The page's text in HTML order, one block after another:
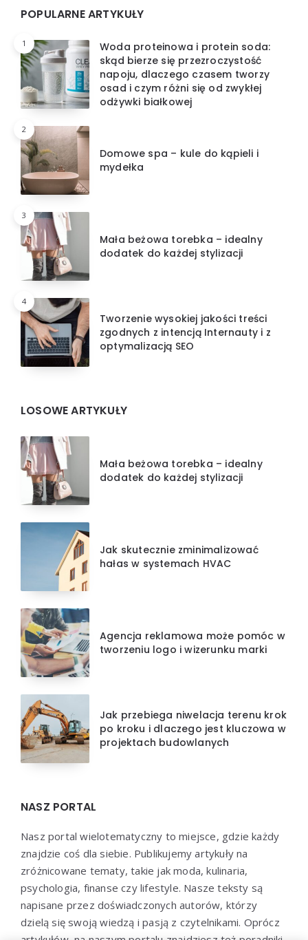
POPULARNE ARTYKUŁY
1
Woda proteinowa i protein soda:
skąd bierze się przezroczystość
napoju, dlaczego czasem tworzy
osad i czym różni się od zwykłej
odżywki białkowej
2
Domowe spa – kule do kąpieli i
mydełka
3
Mała beżowa torebka – idealny
dodatek do każdej stylizacji
4
Tworzenie wysokiej jakości treści
zgodnych z intencją Internauty i z
optymalizacją SEO
LOSOWE ARTYKUŁY
Mała beżowa torebka – idealny
dodatek do każdej stylizacji
Jak skutecznie zminimalizować
hałas w systemach HVAC
Agencja reklamowa może pomóc w
tworzeniu logo i wizerunku marki
Jak przebiega niwelacja terenu krok
po kroku i dlaczego jest kluczowa w
projektach budowlanych
NASZ PORTAL
Nasz portal wielotematyczny to miejsce, gdzie każdy
znajdzie coś dla siebie. Publikujemy artykuły na
zróżnicowane tematy, takie jak moda, kulinaria,
psychologia, finanse czy lifestyle. Nasze teksty są
napisane przez doświadczonych autorów, którzy
dzielą się swoją wiedzą i pasją z czytelnikami. Oprócz